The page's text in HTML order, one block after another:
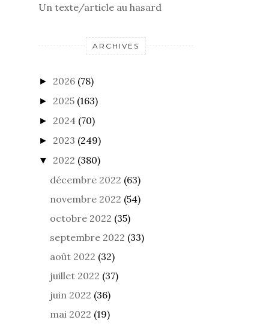
Un texte/article au hasard
ARCHIVES
► 2026 (78)
► 2025 (163)
► 2024 (70)
► 2023 (249)
▼ 2022 (380)
décembre 2022 (63)
novembre 2022 (54)
octobre 2022 (35)
septembre 2022 (33)
août 2022 (32)
juillet 2022 (37)
juin 2022 (36)
mai 2022 (19)